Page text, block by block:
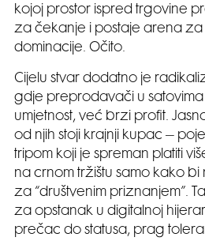
kojoj prostor ispred trgovine
za čekanje i postaje arena za
dominacije. Očito.
Cijelu stvar dodatno je
gdje preprodavači u satovima
umjetnost, već brzi profit.
od njih stoji krajnji kupac –
tripom koji je spreman platiti
na crnom tržištu samo kako
za “društvenim priznanjem”.
za opstanak u digitalnoj
prečac do statusa, prag